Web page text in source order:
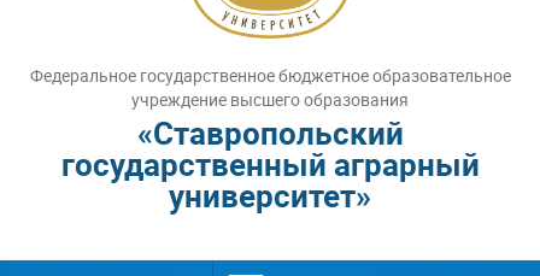
Федеральное государственное бюджетное образовательное
учреждение высшего образования
«Ставропольский
государственный аграрный
университет»